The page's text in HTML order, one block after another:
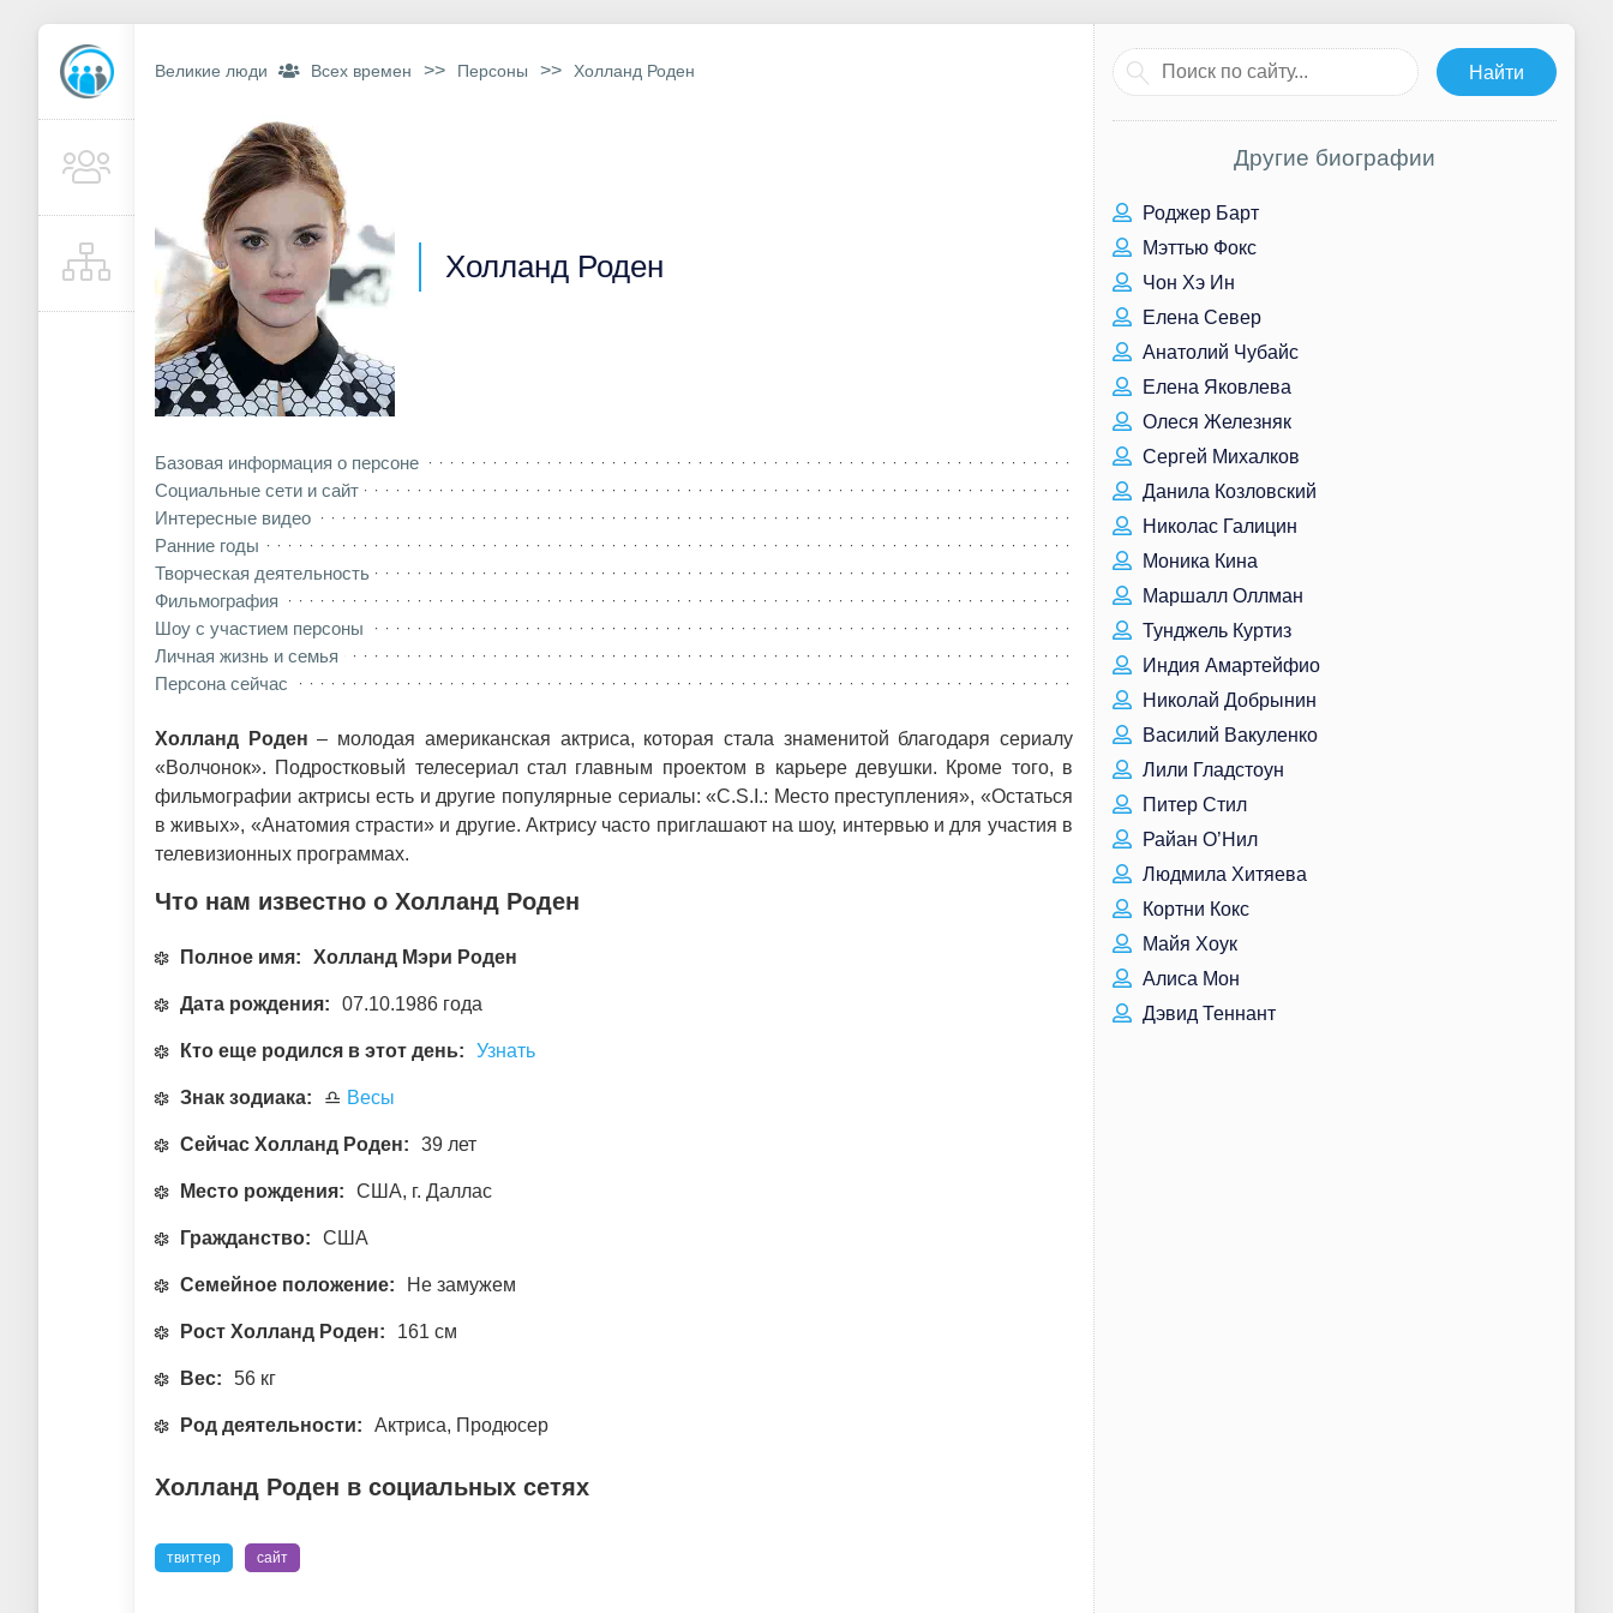
Великие люди Всех времен >> Персоны >> Холланд Роден
Холланд Роден
Базовая информация о персоне
Социальные сети и сайт
Интересные видео
Ранние годы
Творческая деятельность
Фильмография
Шоу с участием персоны
Личная жизнь и семья
Персона сейчас
Холланд Роден – молодая американская актриса, которая стала знаменитой благодаря сериалу
«Волчонок». Подростковый телесериал стал главным проектом в карьере девушки. Кроме того, в
фильмографии актрисы есть и другие популярные сериалы: «C.S.I.: Место преступления», «Остаться
в живых», «Анатомия страсти» и другие. Актрису часто приглашают на шоу, интервью и для участия в
телевизионных программах.
Что нам известно о Холланд Роден
Полное имя: Холланд Мэри Роден
Дата рождения: 07.10.1986 года
Кто еще родился в этот день: Узнать
Знак зодиака: ♎ Весы
Сейчас Холланд Роден: 39 лет
Место рождения: США, г. Даллас
Гражданство: США
Семейное положение: Не замужем
Рост Холланд Роден: 161 см
Вес: 56 кг
Род деятельности: Актриса, Продюсер
Холланд Роден в социальных сетях
твиттер сайт
Другие биографии
Роджер Барт
Мэттью Фокс
Чон Хэ Ин
Елена Север
Анатолий Чубайс
Елена Яковлева
Олеся Железняк
Сергей Михалков
Данила Козловский
Николас Галицин
Моника Кина
Маршалл Оллман
Тунджель Куртиз
Индия Амартейфио
Николай Добрынин
Василий Вакуленко
Лили Гладстоун
Питер Стил
Райан О’Нил
Людмила Хитяева
Кортни Кокс
Майя Хоук
Алиса Мон
Дэвид Теннант